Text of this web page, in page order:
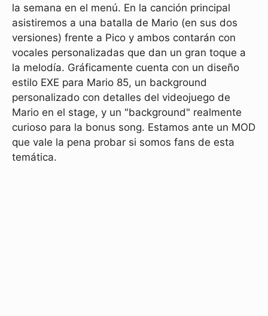
la semana en el menú. En la canción principal
asistiremos a una batalla de Mario (en sus dos
versiones) frente a Pico y ambos contarán con
vocales personalizadas que dan un gran toque a
la melodía. Gráficamente cuenta con un diseño
estilo EXE para Mario 85, un background
personalizado con detalles del videojuego de
Mario en el stage, y un "background" realmente
curioso para la bonus song. Estamos ante un MOD
que vale la pena probar si somos fans de esta
temática.